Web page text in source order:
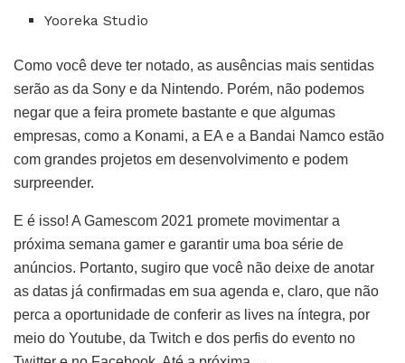
Yooreka Studio
Como você deve ter notado, as ausências mais sentidas
serão as da Sony e da Nintendo. Porém, não podemos
negar que a feira promete bastante e que algumas
empresas, como a Konami, a EA e a Bandai Namco estão
com grandes projetos em desenvolvimento e podem
surpreender.
E é isso! A Gamescom 2021 promete movimentar a
próxima semana gamer e garantir uma boa série de
anúncios. Portanto, sugiro que você não deixe de anotar
as datas já confirmadas em sua agenda e, claro, que não
perca a oportunidade de conferir as lives na íntegra, por
meio do Youtube, da Twitch e dos perfis do evento no